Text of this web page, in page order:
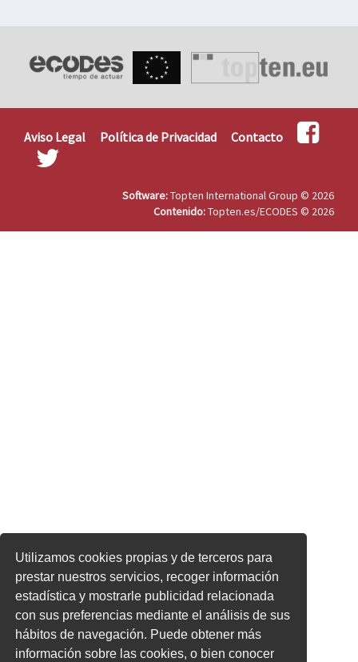
Utilizamos cookies propias y de terceros para
prestar nuestros servicios, recoger información
estadística y mostrarle publicidad relacionada
con sus preferencias mediante el análisis de sus
hábitos de navegación. Puede obtener más
información sobre las cookies, o bien conocer
Aviso Legal Política de Privacidad Contacto
Software:Topten International Group © 2026
Contenido:Topten.es/ECODES © 2026